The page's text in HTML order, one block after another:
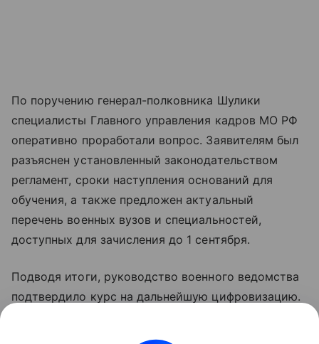
По поручению генерал-полковника Шулики
специалисты Главного управления кадров МО РФ
оперативно проработали вопрос. Заявителям был
разъяснен установленный законодательством
регламент, сроки наступления оснований для
обучения, а также предложен актуальный
перечень военных вузов и специальностей,
доступных для зачисления до 1 сентября.
Подводя итоги, руководство военного ведомства
подтвердило курс на дальнейшую цифровизацию.
рассматривается как ключевой инструмент для